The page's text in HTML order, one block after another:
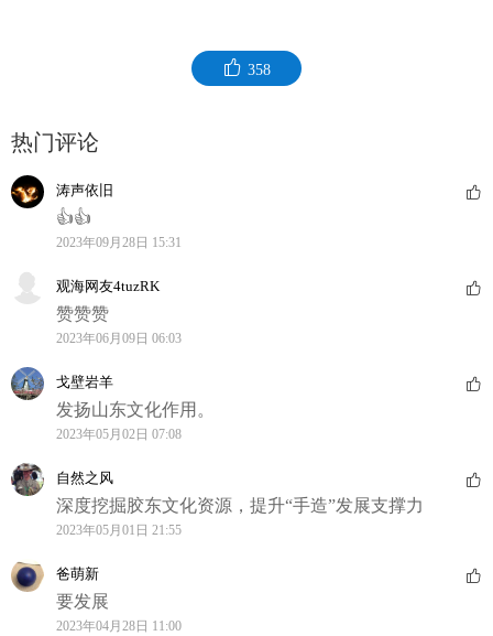
358
热门评论
涛声依旧
👍👍
2023年09月28日 15:31
观海网友4tuzRK
赞赞赞
2023年06月09日 06:03
戈壁岩羊
发扬山东文化作用。
2023年05月02日 07:08
自然之风
深度挖掘胶东文化资源，提升“手造”发展支撑力
2023年05月01日 21:55
爸萌新
要发展
2023年04月28日 11:00